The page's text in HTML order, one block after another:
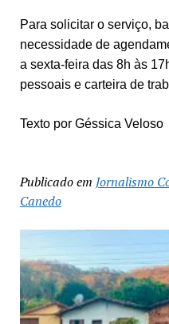
Para solicitar o serviço,
necessidade de
a sexta-feira das 8h às
pessoais e carteira de
Texto por Géssica Veloso
Publicado em Jornalismo
Canedo